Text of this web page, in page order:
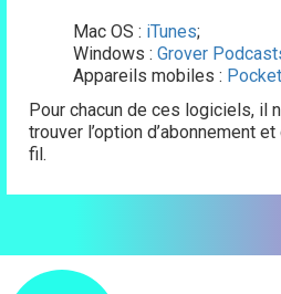
Mac OS : iTunes;
Windows : Grover
Appareils mobiles :
Pour chacun de ces logiciels, il
trouver l’option d’abonnement
fil.